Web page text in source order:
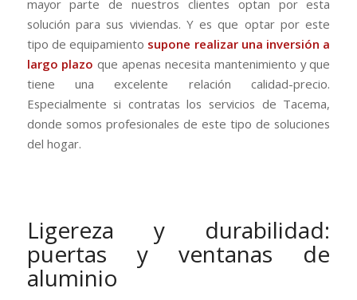
mayor parte de nuestros clientes optan por esta
solución para sus viviendas. Y es que optar por este
tipo de equipamiento supone realizar una inversión a
largo plazo que apenas necesita mantenimiento y que
tiene una excelente relación calidad-precio.
Especialmente si contratas los servicios de Tacema,
donde somos profesionales de este tipo de soluciones
del hogar.
Ligereza y durabilidad:
puertas y ventanas de
aluminio